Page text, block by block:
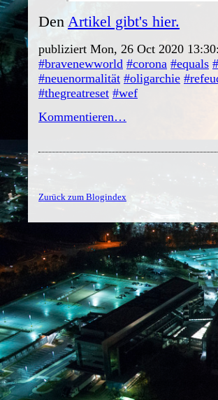
Den Artikel gibt's hier.
publiziert Mon, 26 Oct 2020
#bravenewworld #corona #equals
#neuenormalität #oligarchie
#thegreatreset #wef
Kommentieren…
Zurück zum Blogindex